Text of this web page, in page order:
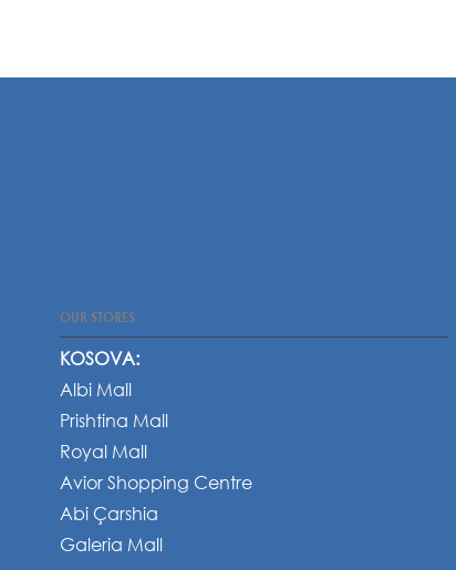
OUR STORES
KOSOVA:
Albi Mall
Prishtina Mall
Royal Mall
Avior Shopping Centre
Abi Çarshia
Galeria Mall